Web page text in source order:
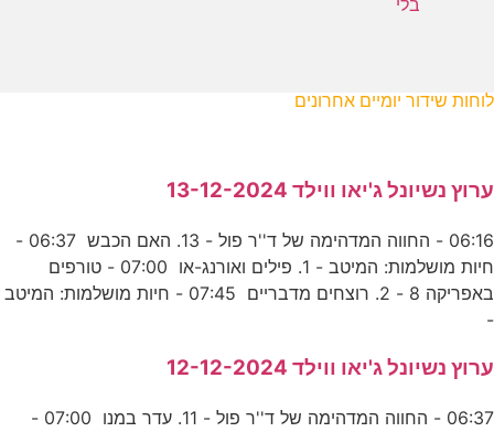
בלי
לוחות שידור יומיים אחרונים
ערוץ נשיונל ג'יאו ווילד 13-12-2024
06:16 - החווה המדהימה של ד''ר פול - 13. האם הכבש 06:37 -
חיות מושלמות: המיטב - 1. פילים ואורנג-או 07:00 - טורפים
באפריקה 8 - 2. רוצחים מדבריים 07:45 - חיות מושלמות: המיטב
-
ערוץ נשיונל ג'יאו ווילד 12-12-2024
06:37 - החווה המדהימה של ד''ר פול - 11. עדר במנו 07:00 -